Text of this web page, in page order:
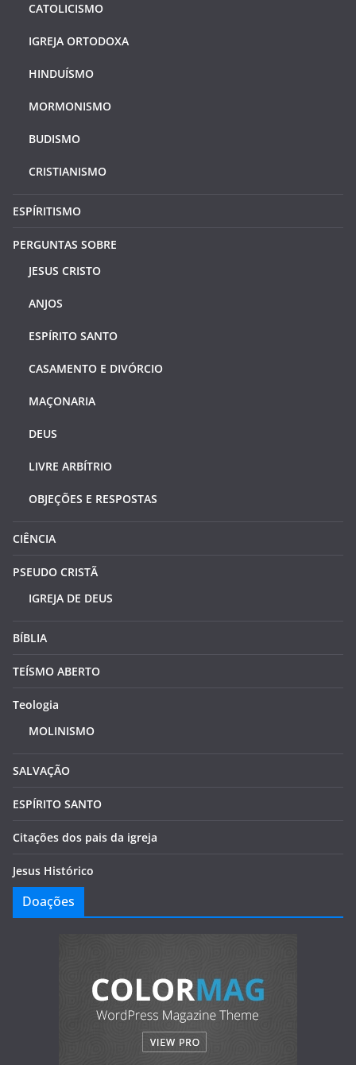
CATOLICISMO
IGREJA ORTODOXA
HINDUÍSMO
MORMONISMO
BUDISMO
CRISTIANISMO
ESPÍRITISMO
PERGUNTAS SOBRE
JESUS CRISTO
ANJOS
ESPÍRITO SANTO
CASAMENTO E DIVÓRCIO
MAÇONARIA
DEUS
LIVRE ARBÍTRIO
OBJEÇÕES E RESPOSTAS
CIÊNCIA
PSEUDO CRISTÃ
IGREJA DE DEUS
BÍBLIA
TEÍSMO ABERTO
Teologia
MOLINISMO
SALVAÇÃO
ESPÍRITO SANTO
Citações dos pais da igreja
Jesus Histórico
Doações